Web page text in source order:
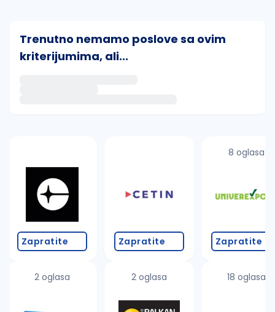
Trenutno nemamo poslove sa ovim
kriterijumima, ali...
Takođe možete da:
proverite pravopisne greške (koristite č, ć, š, đ,
povećajte radijus za odabrani grad
promenite odabrane filtere pretrage
Zapratite
2 oglasa
Zapratite
2 oglasa
8 oglasa
Zapratite
18 oglasa